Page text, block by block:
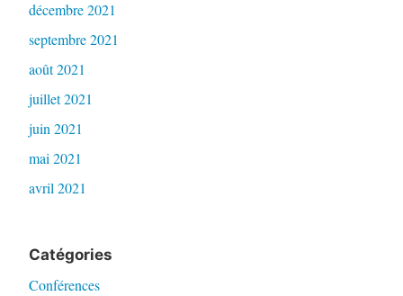
décembre 2021
septembre 2021
août 2021
juillet 2021
juin 2021
mai 2021
avril 2021
Catégories
Conférences